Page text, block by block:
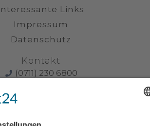
Links
Impressum
Datenschutz
Kontakt
(0711) 230 6800
16, 70182 Stuttgart